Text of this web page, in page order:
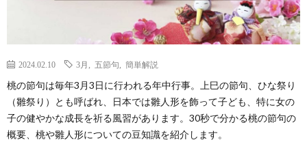
2024.02.10 3月 五節句 簡単解説
桃の節句は毎年3月3日に行われる年中行事。上巳の節句、ひな祭り
（雛祭り）とも呼ばれ、日本では雛人形を飾って子ども、特に女の
子の健やかな成長を祈る風習があります。30秒で分かる桃の節句の
概要、桃や雛人形についての豆知識を紹介します。